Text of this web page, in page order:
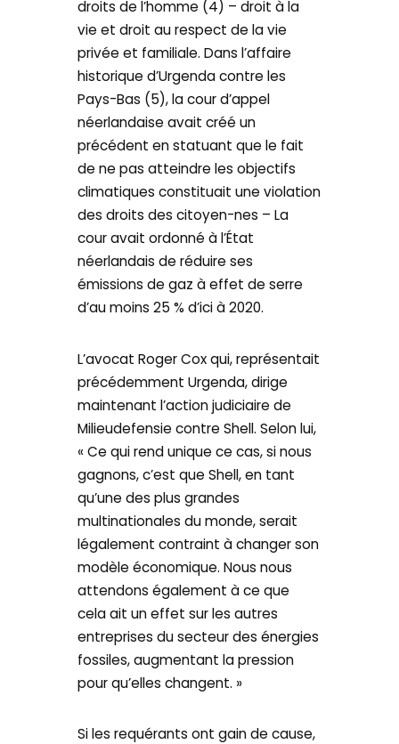
droits de l’homme (4) – droit à la
vie et droit au respect de la vie
privée et familiale. Dans l’affaire
historique d’Urgenda contre les
Pays-Bas (5), la cour d’appel
néerlandaise avait créé un
précédent en statuant que le fait
de ne pas atteindre les objectifs
climatiques constituait une violation
des droits des citoyen-nes – La
cour avait ordonné à l’État
néerlandais de réduire ses
émissions de gaz à effet de serre
d’au moins 25 % d’ici à 2020.
L’avocat Roger Cox qui, représentait
précédemment Urgenda, dirige
maintenant l’action judiciaire de
Milieudefensie contre Shell. Selon lui,
« Ce qui rend unique ce cas, si nous
gagnons, c’est que Shell, en tant
qu’une des plus grandes
multinationales du monde, serait
légalement contraint à changer son
modèle économique. Nous nous
attendons également à ce que
cela ait un effet sur les autres
entreprises du secteur des énergies
fossiles, augmentant la pression
pour qu’elles changent. »
Si les requérants ont gain de cause,